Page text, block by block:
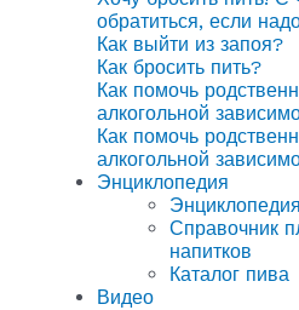
обратиться, если
Как выйти из запоя?
Как бросить пить?
Как помочь
алкогольной
Как помочь
алкогольной
Энциклопедия
Справочник
напитков
Каталог пива
Видео